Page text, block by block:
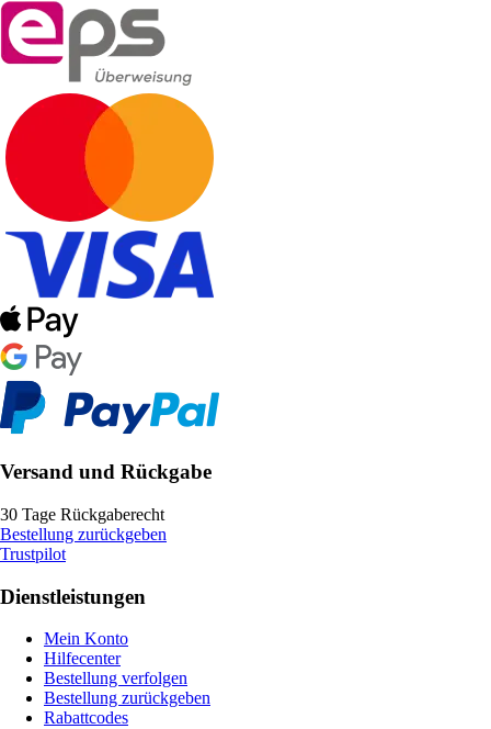
Versand und Rückgabe
30 Tage Rückgaberecht
Bestellung zurückgeben
Trustpilot
Dienstleistungen
Mein Konto
Hilfecenter
Bestellung verfolgen
Bestellung zurückgeben
Rabattcodes